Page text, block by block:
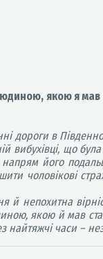
якою я мав
дороги в
що
його
чоловікові
й непохитна
якою й мав
найтяжчі часи –